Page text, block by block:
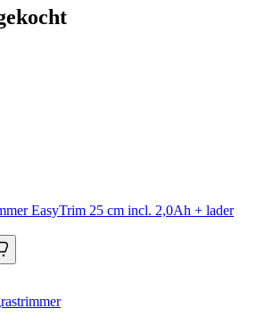
EasyTrim 25 cm incl. 2,0Ah + lader